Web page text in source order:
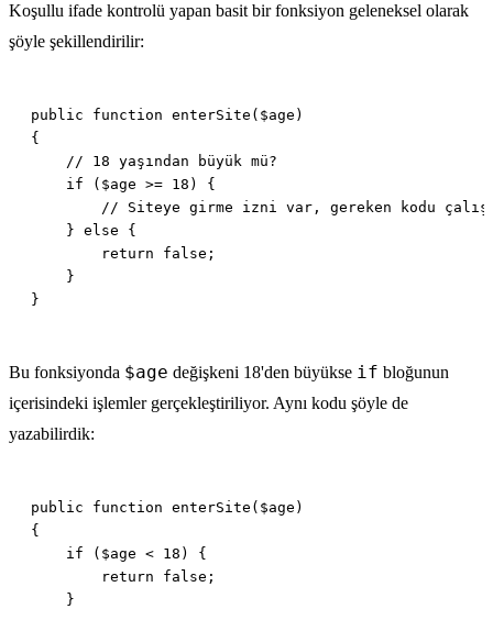
Koşullu ifade kontrolü yapan basit bir fonksiyon geleneksel olarak
şöyle şekillendirilir:
Bu fonksiyonda $age değişkeni 18'den büyükse if bloğunun
içerisindeki işlemler gerçekleştiriliyor. Aynı kodu şöyle de
yazabilirdik: